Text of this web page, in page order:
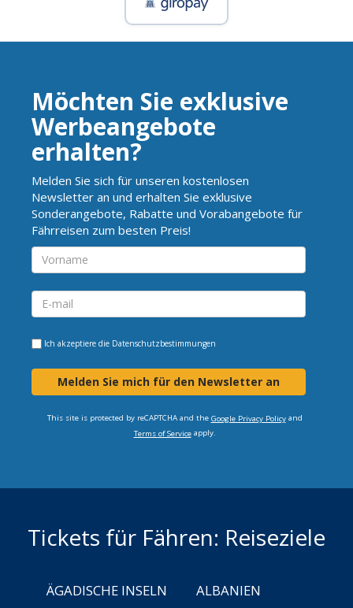
Möchten Sie exklusive
Werbeangebote
erhalten?
Melden Sie sich für unseren kostenlosen
Newsletter an und erhalten Sie exklusive
Sonderangebote, Rabatte und Vorabangebote für
Fährreisen zum besten Preis!
Ich akzeptiere die Datenschutzbestimmungen
Melden Sie mich für den Newsletter an
This site is protected by reCAPTCHA and the Google Privacy Policyand
Terms of Serviceapply.
Tickets für Fähren: Reiseziele
ÄGADISCHE INSELN
ALBANIEN